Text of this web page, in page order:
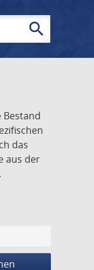
search
das
aus der